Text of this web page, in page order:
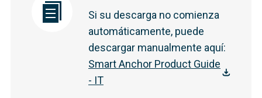
Si su descarga no comienza
automáticamente, puede
descargar manualmente aquí:
Smart Anchor Product Guide
- IT